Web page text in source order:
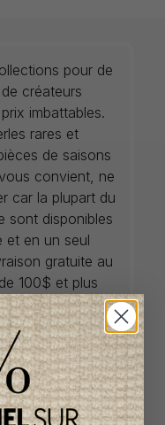
pour de
créateurs
imbattables.
rares et
de saisons
convient, ne
car la plupart du
sont disponibles
et en un seul
gratuite au
100$ et plus